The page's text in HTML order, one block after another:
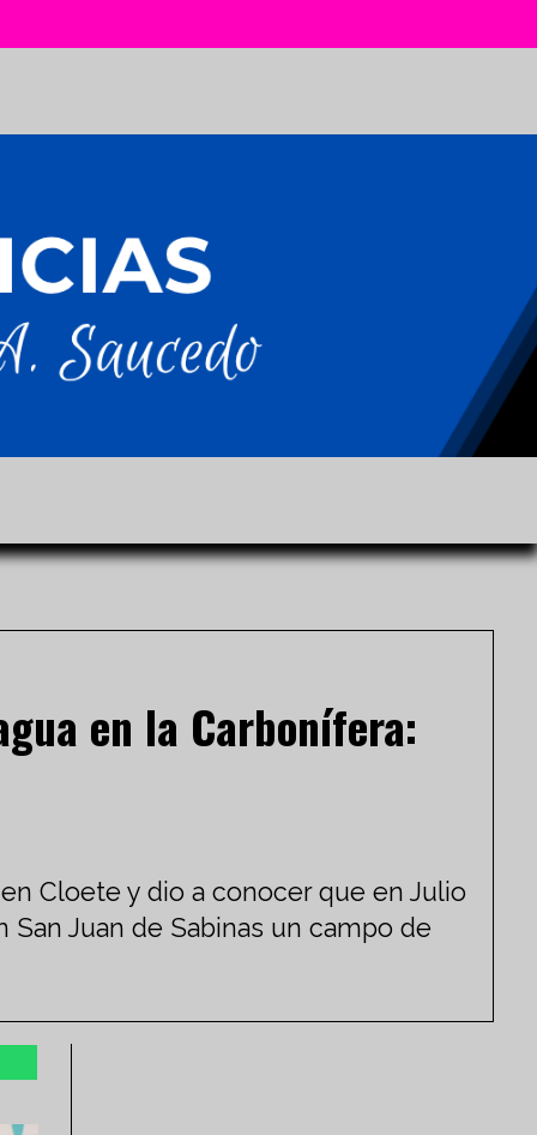
en la Carbonífera:
Cloete y dio a conocer que en Julio
Juan de Sabinas un campo de